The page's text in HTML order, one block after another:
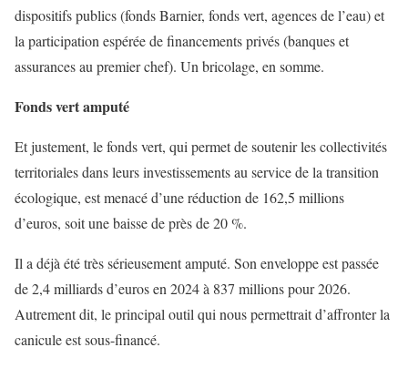
dispositifs publics (fonds Barnier, fonds vert, agences de l’eau) et
la participation espérée de financements privés (banques et
assurances au premier chef). Un bricolage, en somme.
Fonds vert amputé
Et justement, le fonds vert, qui permet de soutenir les collectivités
territoriales dans leurs investissements au service de la transition
écologique, est menacé d’une réduction de 162,5 millions
d’euros, soit une baisse de près de 20 %.
Il a déjà été très sérieusement amputé. Son enveloppe est passée
de 2,4 milliards d’euros en 2024 à 837 millions pour 2026.
Autrement dit, le principal outil qui nous permettrait d’affronter la
canicule est sous-financé.